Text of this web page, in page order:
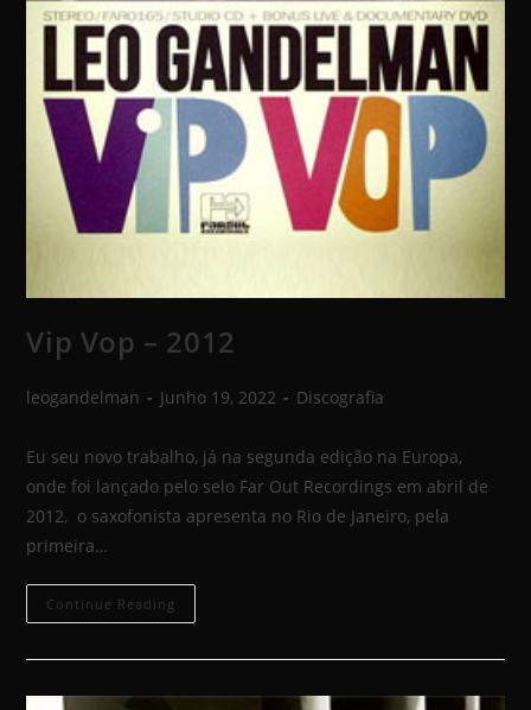
Vip Vop – 2012
leogandelman Junho 19, 2022 Discografia
Eu seu novo trabalho, já na segunda edição na Europa,
onde foi lançado pelo selo Far Out Recordings em abril de
2012, o saxofonista apresenta no Rio de Janeiro, pela
primeira…
Continue Reading